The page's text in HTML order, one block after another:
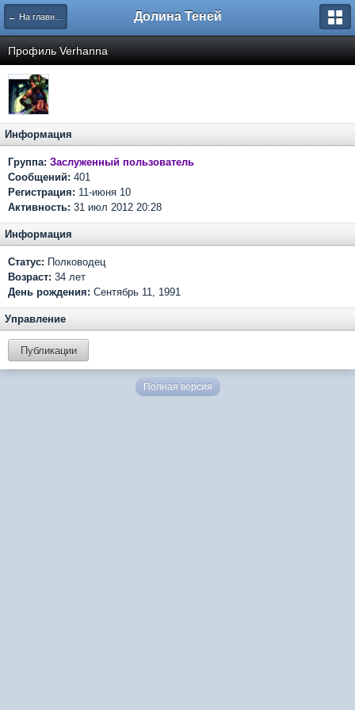
← На главную Долина Теней
Профиль Verhanna
Информация
Группа: Заслуженный пользователь
Сообщений: 401
Регистрация: 11-июня 10
Активность: 31 июл 2012 20:28
Информация
Статус: Полководец
Возраст: 34 лет
День рождения: Сентябрь 11, 1991
Управление
Публикации
Полная версия